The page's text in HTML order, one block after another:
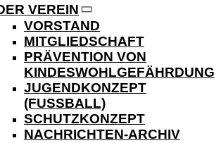
VEREIN
VORSTAND
MITGLIEDSCHAFT
PRÄVENTION VON
KINDESWOHLGEFÄHRDUNG
JUGENDKONZEPT
(FUSSBALL)
SCHUTZKONZEPT
NACHRICHTEN-ARCHIV